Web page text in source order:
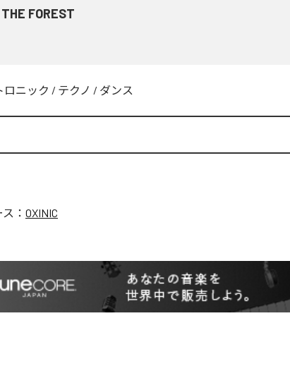
FOREST
ロニック / テクノ / ダンス
： OXINIC